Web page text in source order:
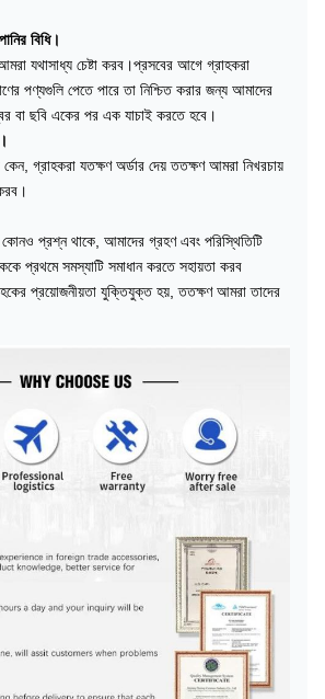
বিধি।
যথাসাধ্য চেষ্টা করব।প্রসবের আগে গ্রাহকরা
পণ্যগুলি পেতে পারে তা নিশ্চিত করার জন্য আমাদের
বা ছবি একের পর এক যাচাই করতে হবে।
গ্রাহকরা যতক্ষণ অর্ডার দেয় ততক্ষণ আমরা নিখরচায়
কোনও প্রশ্ন থাকে, আমাদের গ্রহণ এবং পরিস্থিতিটি
প্রথমে সমস্যাটি সমাধান করতে সহায়তা করব
প্রয়োজনীয়তা যুক্তিযুক্ত হয়, ততক্ষণ আমরা তাদের